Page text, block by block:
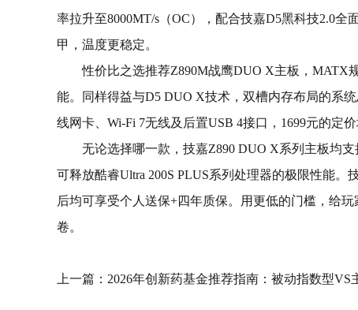
率拉升至8000MT/s（OC），配合技嘉D5黑科技2.0
甲，温度更稳定。
性价比之选推荐Z890M战鹰DUO X主板，MATX
能。同样得益与D5 DUO X技术，双槽内存布局的系
线网卡、Wi-Fi 7无线及后置USB 4接口，1699元的定价
无论选择哪一款，技嘉Z890 DUO X系列主板均
可释放酷睿Ultra 200S PLUS系列处理器的极限性能
后均可享受个人送保+四年质保。用更低的门槛，给
卷。
上一篇： 2026年创新药基金推荐指南：被动指数型VS